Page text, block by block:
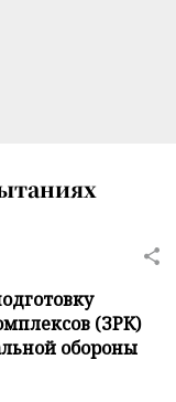
(ЗРК)
обороны